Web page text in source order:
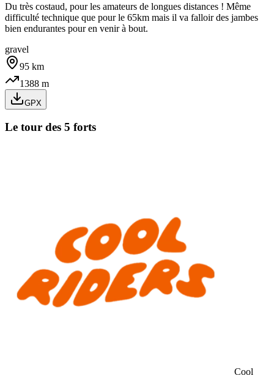
Du très costaud, pour les amateurs de longues distances ! Même
difficulté technique que pour le 65km mais il va falloir des jambes
bien endurantes pour en venir à bout.
gravel
95 km
1388 m
GPX
Le tour des 5 forts
Cool